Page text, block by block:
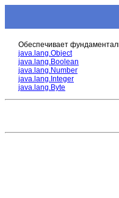
Обеспечивает
java.lang.Object
java.lang.Boolean
java.lang.Number
java.lang.Integer
java.lang.Byte